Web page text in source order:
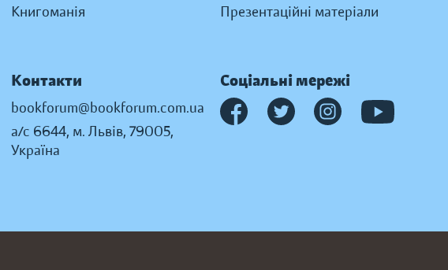
Книгоманія
Презентаційні матеріали
Контакти
bookforum@bookforum.com.ua
а/с 6644, м. Львів, 79005,
Україна
Соціальні мережі